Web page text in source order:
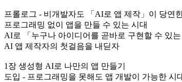
프롤로그 - 비개발자도 「AI로 앱 제작」이 당연
프로그래밍 없이 앱을 만들 수 있는 시대
AI로 「누구나 아이디어를 곧바로 구현할 수 있는
AI 앱 제작자의 첫걸음을 내딛자
1장 생성형 AI로 나만의 앱 만들기
도입 - 프로그래밍을 못해도 앱 개발이 가능한 시